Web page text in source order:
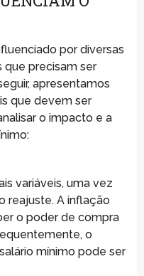
por diversas
que precisam ser
apresentamos
que devem ser
o impacto e a
variáveis, uma vez
reajuste. A inflação
o poder de compra
o
mínimo pode ser